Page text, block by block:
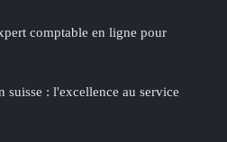
comptable en ligne pour
suisse : l'excellence au service